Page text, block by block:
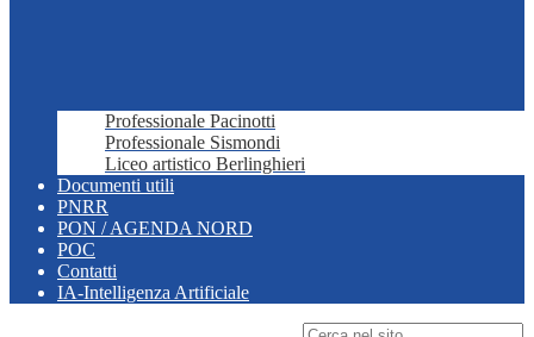
Professionale Pacinotti
Professionale Sismondi
Liceo artistico Berlinghieri
Documenti utili
PNRR
PON / AGENDA NORD
POC
Contatti
IA-Intelligenza Artificiale